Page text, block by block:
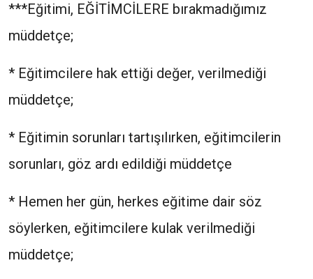
***Eğitimi, EĞİTİMCİLERE bırakmadığımız
müddetçe;
* Eğitimcilere hak ettiği değer, verilmediği
müddetçe;
* Eğitimin sorunları tartışılırken, eğitimcilerin
sorunları, göz ardı edildiği müddetçe
* Hemen her gün, herkes eğitime dair söz
söylerken, eğitimcilere kulak verilmediği
müddetçe;